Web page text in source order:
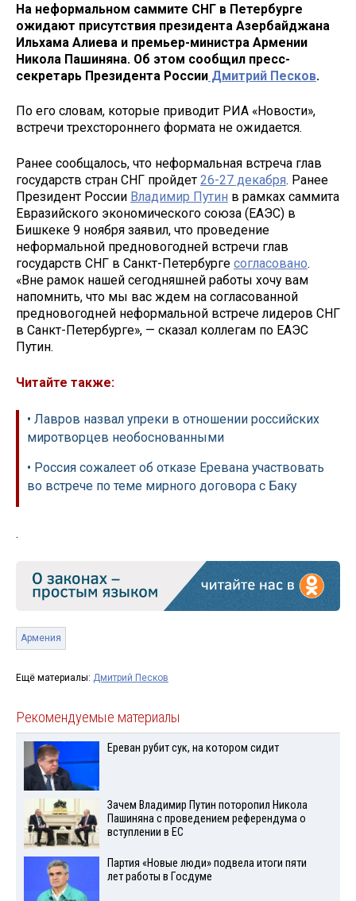
На неформальном саммите СНГ в Петербурге
ожидают присутствия президента Азербайджана
Ильхама Алиева и премьер-министра Армении
Никола Пашиняна. Об этом сообщил пресс-
секретарь Президента России Дмитрий Песков.
По его словам, которые приводит РИА «Новости»,
встречи трехстороннего формата не ожидается.
Ранее сообщалось, что неформальная встреча глав
государств стран СНГ пройдет 26-27 декабря. Ранее
Президент России Владимир Путин в рамках саммита
Евразийского экономического союза (ЕАЭС) в
Бишкеке 9 ноября заявил, что проведение
неформальной предновогодней встречи глав
государств СНГ в Санкт-Петербурге согласовано.
«Вне рамок нашей сегодняшней работы хочу вам
напомнить, что мы вас ждем на согласованной
предновогодней неформальной встрече лидеров СНГ
в Санкт-Петербурге», — сказал коллегам по ЕАЭС
Путин.
Читайте также:
• Лавров назвал упреки в отношении российских
миротворцев необоснованными
• Россия сожалеет об отказе Еревана участвовать
во встрече по теме мирного договора с Баку
.
Армения
Ещё материалы: Дмитрий Песков
Рекомендуемые материалы
Ереван рубит сук, на котором сидит
Зачем Владимир Путин поторопил Никола
Пашиняна с проведением референдума о
вступлении в ЕС
Партия «Новые люди» подвела итоги пяти
лет работы в Госдуме